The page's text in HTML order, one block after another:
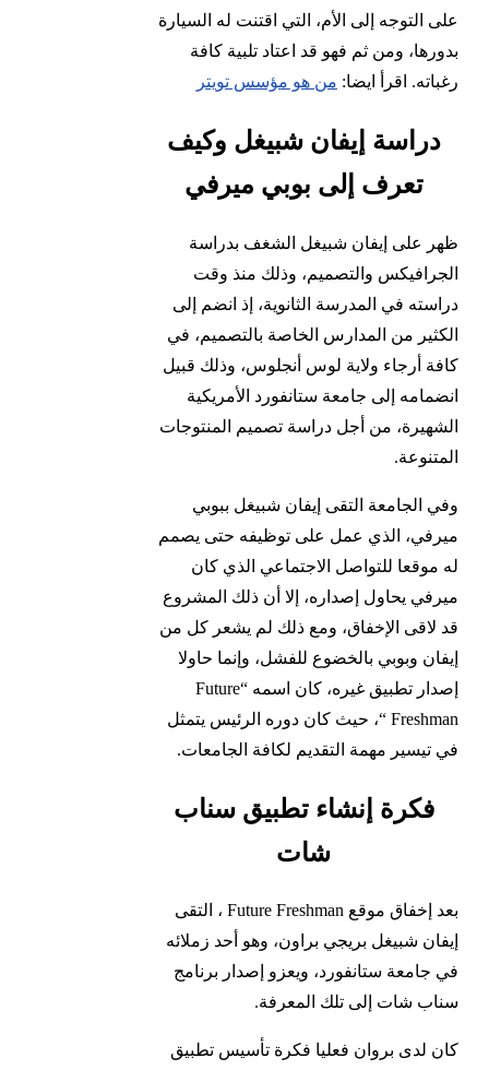
على التوجه إلى الأم، التي اقتنت له السيارة
بدورها، ومن ثم فهو قد اعتاد تلبية كافة
رغباته. اقرأ ايضا: من هو مؤسس تويتر
دراسة إيفان شبيغل وكيف
تعرف إلى بوبي ميرفي
ظهر على إيفان شبيغل الشغف بدراسة
الجرافيكس والتصميم، وذلك منذ وقت
دراسته في المدرسة الثانوية، إذ انضم إلى
الكثير من المدارس الخاصة بالتصميم، في
كافة أرجاء ولاية لوس أنجلوس، وذلك قبيل
انضمامه إلى جامعة ستانفورد الأمريكية
الشهيرة، من أجل دراسة تصميم المنتوجات
المتنوعة.
وفي الجامعة التقى إيفان شبيغل ببوبي
ميرفي، الذي عمل على توظيفه حتى يصمم
له موقعا للتواصل الاجتماعي الذي كان
ميرفي يحاول إصداره، إلا أن ذلك المشروع
قد لاقى الإخفاق، ومع ذلك لم يشعر كل من
إيفان وبوبي بالخضوع للفشل، وإنما حاولا
إصدار تطبيق غيره، كان اسمه “Future
Freshman “، حيث كان دوره الرئيس يتمثل
في تيسير مهمة التقديم لكافة الجامعات.
فكرة إنشاء تطبيق سناب
شات
بعد إخفاق موقع Future Freshman ، التقى
إيفان شبيغل بريجي براون، وهو أحد زملائه
في جامعة ستانفورد، ويعزو إصدار برنامج
سناب شات إلى تلك المعرفة.
كان لدى بروان فعليا فكرة تأسيس تطبيق